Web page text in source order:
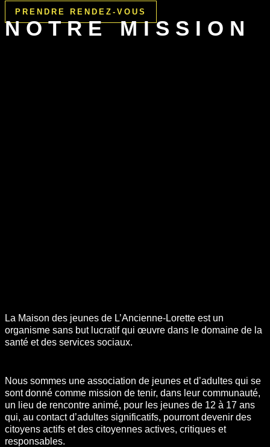
PRENDRE RENDEZ-VOUS
NOTRE MISSION
La Maison des jeunes de L’Ancienne-Lorette est un
organisme sans but lucratif qui œuvre dans le domaine de la
santé et des services sociaux.
Nous sommes une association de jeunes et d’adultes qui se
sont donné comme mission de tenir, dans leur communauté,
un lieu de rencontre animé, pour les jeunes de 12 à 17 ans
qui, au contact d’adultes significatifs, pourront devenir des
citoyens actifs et des citoyennes actives, critiques et
responsables.